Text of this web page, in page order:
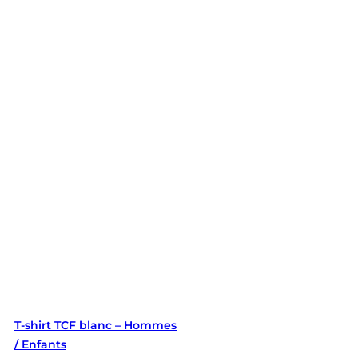
T-shirt TCF blanc – Hommes
/ Enfants